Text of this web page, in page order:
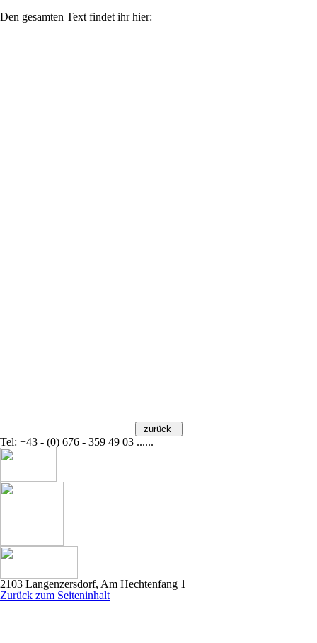
Den gesamten Text findet ihr hier:
Tel: +43 - (0) 676 - 359 49 03 ......
2103 Langenzersdorf, Am Hechtenfang 1
Zurück zum Seiteninhalt